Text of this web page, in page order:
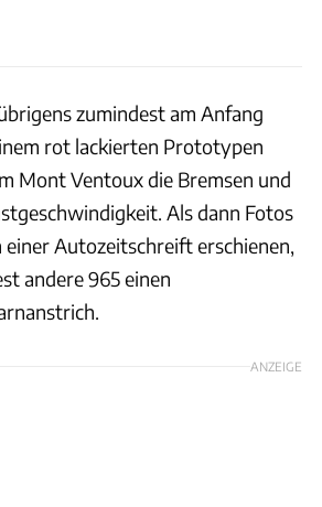
zumindest am Anfang
rot lackierten Prototypen
Mont Ventoux die Bremsen und
Als dann Fotos
einer Autozeitschreift erschienen,
andere 965 einen
ANZEIGE